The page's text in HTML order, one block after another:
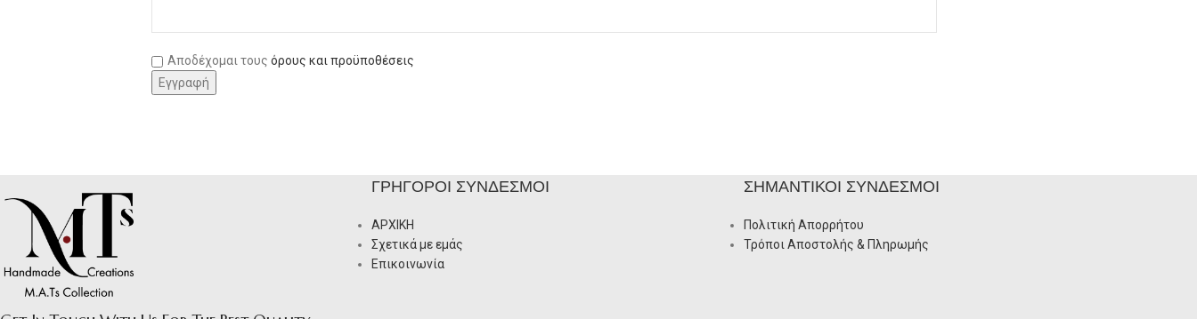
Αποδέχομαι τους όρους και προϋποθέσεις
ΓΡΉΓΟΡΟΙ ΣΎΝΔΕΣΜΟΙ
ΑΡΧΙΚΗ
Σχετικά με εμάς
Επικοινωνία
ΣΗΜΑΝΤΙΚΟΊ ΣΎΝΔΕΣΜΟΙ
Πολιτική Απορρήτου
Τρόποι Αποστολής & Πληρωμής